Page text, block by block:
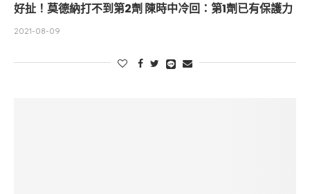
好扯！莫德納打不到第2劑 陳時中冷回：第1劑已有保護力
2021-08-09